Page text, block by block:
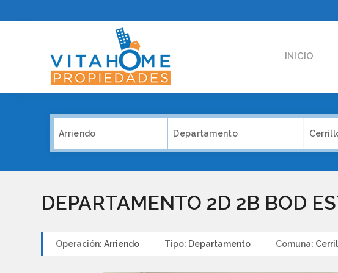
INICIO
Arriendo Departamento
DEPARTAMENTO 2D 2B BOD
Operación: Arriendo Tipo: Departamento Comuna: